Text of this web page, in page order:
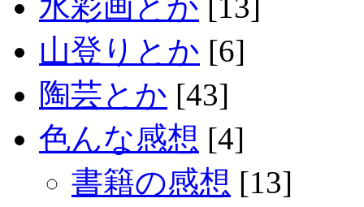
山登りとか [6]
陶芸とか [43]
色んな感想 [4]
書籍の感想 [13]